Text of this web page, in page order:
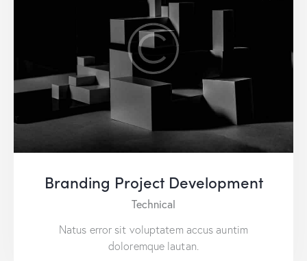
Branding Project Development
Technical
Natus error sit voluptatem accus auntim
doloremque lautan.